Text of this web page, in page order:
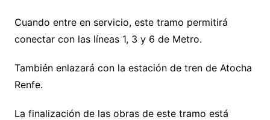
Cuando entre en servicio, este tramo permitirá
conectar con las líneas 1, 3 y 6 de Metro.
También enlazará con la estación de tren de Atocha
Renfe.
La finalización de las obras de este tramo está